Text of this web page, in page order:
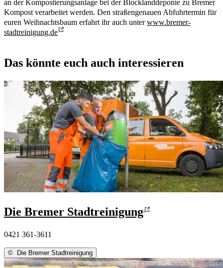
an der Kompostierungsanlage bei der Blocklanddeponie zu Bremer
Kompost verarbeitet werden. Den straßengenauen Abfuhrtermin für
euren Weihnachtsbaum erfahrt ihr auch unterwww.bremer-
stadtreinigung.de
Das könnte euch auch interessieren
Die Bremer Stadtreinigung
0421 361-3611
© Die Bremer Stadtreinigung